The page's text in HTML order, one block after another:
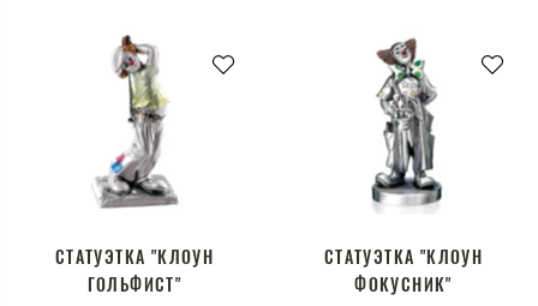
СТАТУЭТКА "КЛОУН
ГОЛЬФИСТ"
СТАТУЭТКА "КЛОУН
ФОКУСНИК"